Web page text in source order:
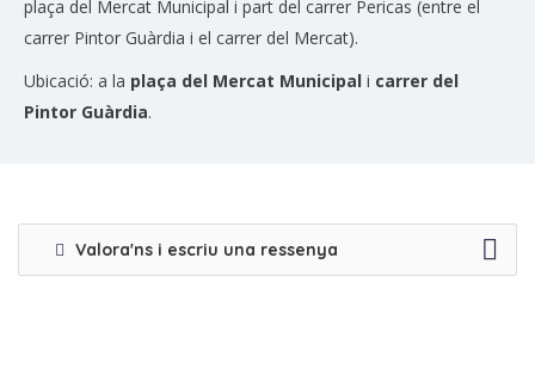
plaça del Mercat Municipal i part del carrer Pericas (entre el
carrer Pintor Guàrdia i el carrer del Mercat).
Ubicació: a la plaça del Mercat Municipal i carrer del
Pintor Guàrdia.
Valora'ns i escriu una ressenya